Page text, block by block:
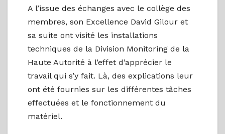
A l’issue des échanges avec le collège des
membres, son Excellence David Gilour et
sa suite ont visité les installations
techniques de la Division Monitoring de la
Haute Autorité à l’effet d’apprécier le
travail qui s’y fait. Là, des explications leur
ont été fournies sur les différentes tâches
effectuées et le fonctionnement du
matériel.